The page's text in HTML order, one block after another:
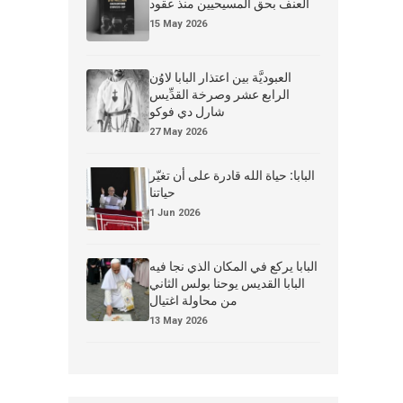
العنف بحق المسيحيين منذ عقود
15 May 2026
العبوديَّة بين اعتذار البابا لاوُن
الرابع عشر وصرخة القدِّيس
شارل دي فوكو
27 May 2026
البابا: حياة الله قادرة على أن تغيّر
حياتنا
1 Jun 2026
البابا يركع في المكان الذي نجا فيه
البابا القديس يوحنا بولس الثاني
من محاولة اغتيال
13 May 2026